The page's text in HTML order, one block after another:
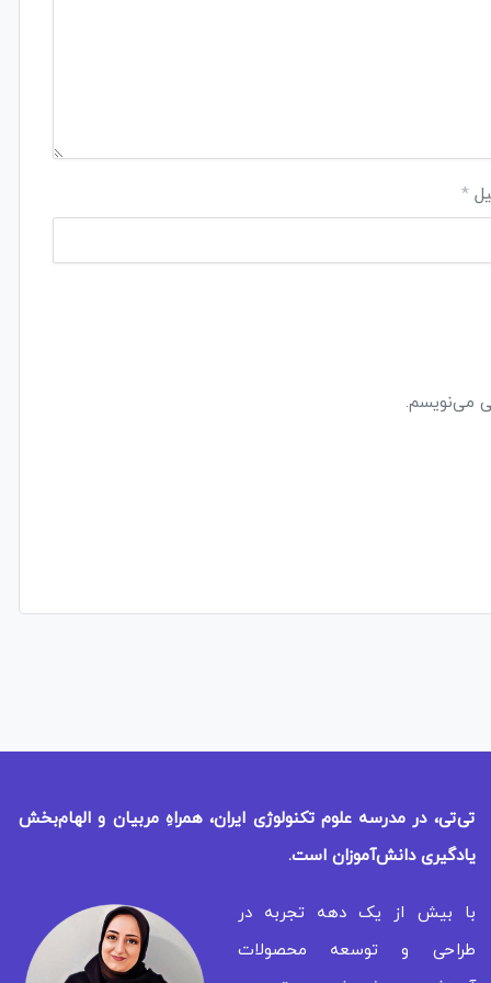
*
می‌نویسم.
تی‌تی، در مدرسه علوم تکنولوژی ایران، همراهِ مربیان و الهام‌بخش
یادگیریدانش‌آموزان است.
با بیش از یک دهه تجربه در
طراحی و توسعه محصولات